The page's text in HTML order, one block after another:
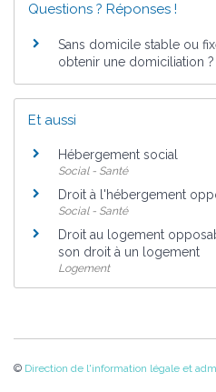
Questions ? Réponses !
Sans domicile stable ou
obtenir une domiciliation ?
Et aussi
Hébergement social
Social - Santé
Droit à l'hébergement
Social - Santé
Droit au logement
son droit à un logement
Logement
© Direction de l'information légale et